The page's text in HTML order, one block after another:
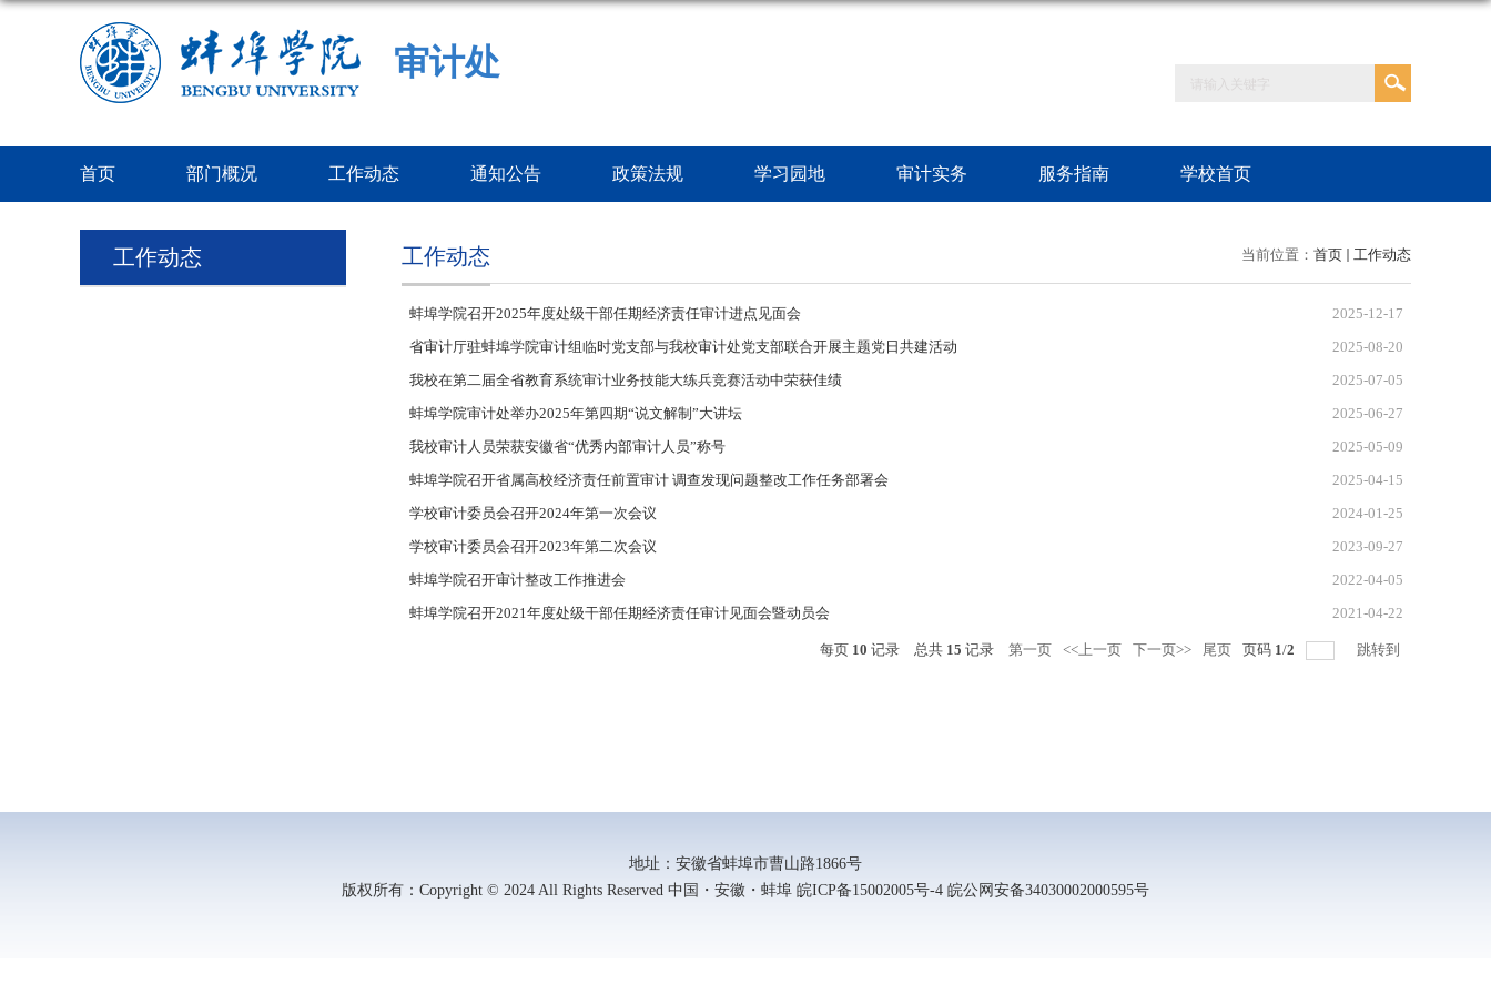
审计处
首页 部门概况 工作动态 通知公告 政策法规 学习园地 审计实务 服务指南 学校首页
工作动态 当前位置： 首页 工作动态
工作动态
蚌埠学院召开2025年度处级干部任期经济责任审计进点见面会
2025-12-17
省审计厅驻蚌埠学院审计组临时党支部与我校审计处党支部联合开展主题党日共建活动
2025-08-20
我校在第二届全省教育系统审计业务技能大练兵竞赛活动中荣获佳绩
2025-07-05
蚌埠学院审计处举办2025年第四期“说文解制”大讲坛
2025-06-27
我校审计人员荣获安徽省“优秀内部审计人员”称号
2025-05-09
蚌埠学院召开省属高校经济责任前置审计 调查发现问题整改工作任务部署会
2025-04-15
学校审计委员会召开2024年第一次会议
2024-01-25
学校审计委员会召开2023年第二次会议
2023-09-27
蚌埠学院召开审计整改工作推进会
2022-04-05
蚌埠学院召开2021年度处级干部任期经济责任审计见面会暨动员会
2021-04-22
每页 10 记录 总共 15 记录 第一页 <<上一页 下一页>> 尾页 页码 1/2 跳转到
地址：安徽省蚌埠市曹山路1866号
版权所有：Copyright © 2024 All Rights Reserved 中国・安徽・蚌埠 皖ICP备15002005号-4 皖公网安备34030002000595号